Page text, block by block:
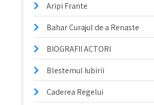
Aripi Frante
Bahar Curajul de a Renaste
BIOGRAFII ACTORI
Blestemul Iubirii
Caderea Regelui